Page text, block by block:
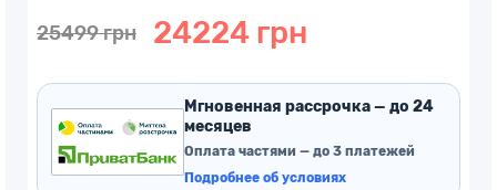
25499 грн 24224 грн
Мгновенная рассрочка — до 24
месяцев
Оплата частями — до 3 платежей
Подробнее об условиях